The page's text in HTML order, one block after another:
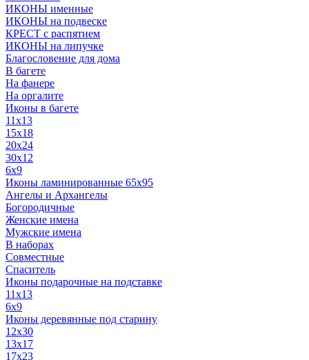
ИКОНЫ именные
ИКОНЫ на подвеске
КРЕСТ с распятием
ИКОНЫ на липучке
Благословение для дома
В багете
На фанере
На оргалите
Иконы в багете
11x13
15x18
20x24
30х12
6x9
Иконы ламинированные 65x95
Ангелы и Архангелы
Богородичные
Женские имена
Мужские имена
В наборах
Совместные
Спаситель
Иконы подарочные на подставке
11x13
6x9
Иконы деревянные под старину
12х30
13x17
17x23